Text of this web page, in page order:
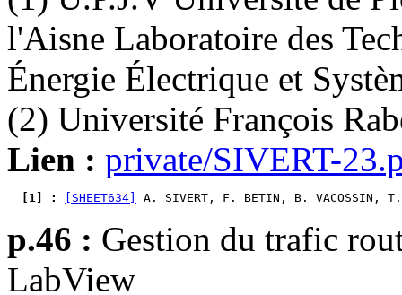
l'Aisne Laboratoire des
Énergie Électrique et
(2) Université François
Lien : private/SIVERT-
  [1] :
[SHEET634] A. SIVERT, F. BETIN, B. VACOSSIN,
p.46 : Gestion du trafic
LabView